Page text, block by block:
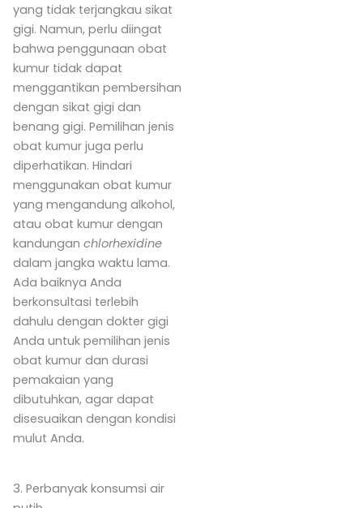
yang tidak terjangkau sikat
gigi. Namun, perlu diingat
bahwa penggunaan obat
kumur tidak dapat
menggantikan pembersihan
dengan sikat gigi dan
benang gigi. Pemilihan jenis
obat kumur juga perlu
diperhatikan. Hindari
menggunakan obat kumur
yang mengandung alkohol,
atau obat kumur dengan
kandungan chlorhexidine
dalam jangka waktu lama.
Ada baiknya Anda
berkonsultasi terlebih
dahulu dengan dokter gigi
Anda untuk pemilihan jenis
obat kumur dan durasi
pemakaian yang
dibutuhkan, agar dapat
disesuaikan dengan kondisi
mulut Anda.
3. Perbanyak konsumsi air